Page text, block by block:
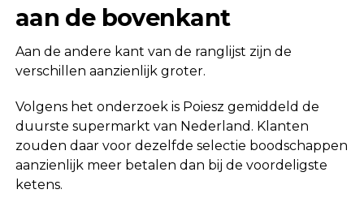
aan de bovenkant
Aan de andere kant van de ranglijst zijn de
verschillen aanzienlijk groter.
Volgens het onderzoek is Poiesz gemiddeld de
duurste supermarkt van Nederland. Klanten
zouden daar voor dezelfde selectie boodschappen
aanzienlijk meer betalen dan bij de voordeligste
ketens.